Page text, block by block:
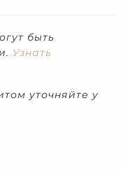
быть
Узнать
уточняйте у